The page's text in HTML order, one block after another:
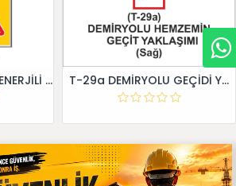
SOLAR LED'Lİ GÜNEŞ ENERJİLİ LEVHA T-29a DEMİRYOLU GEÇİDİ YAKLAŞIM LEVHALARI (Sağ)